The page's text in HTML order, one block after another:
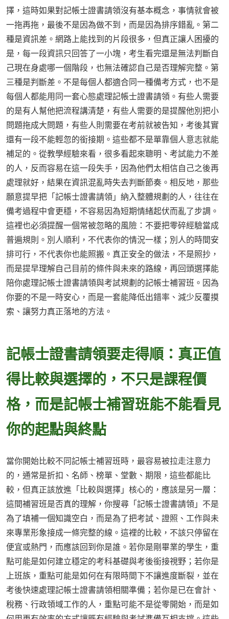
擇，這時如果對記帳士證書請領沒有基本概念，事情就會被
一拖再拖，最後不是因為做不到，而是因為排序錯亂。第二
種是資訊差。網路上能找到的片段很多，但真正讓人困擾的
是，每一段資訊只回答了一小塊，考生看完還是無法判斷自
己現在身處哪一個階段，也無法確認自己是否理解完整。第
三種是判斷差。不是每個人都適合同一種備考方式，也不是
每個人都能用同一套心態處理記帳士證書請領。有些人需要
的是有人幫他把流程講清楚，有些人需要的是提醒他別把小
問題拖成大問題，有些人則需要在考前就被告知，考後其實
還有一段不能輕忽的銜接期。這些都不是單靠個人意志就能
補足的。從教學經驗來看，很多看起來聰明、考試能力不差
的人，反而容易在這一段失手，因為他們太相信自己之後再
處理就好，結果在資訊混亂時失去判斷節奏。相反地，那些
願意提早把「記帳士證書請領」納入整體規劃的人，往往在
備考過程中會更穩，不容易因為短期情緒起伏而亂了步調。
這裡也必須提醒一個常被忽略的風險：不要把零碎經驗當成
普遍規則。別人順利，不代表你的情況一樣；別人的時間安
排可行，不代表你也能照搬。真正安全的做法，不是照抄，
而是提早理解自己目前的條件與未來的路線，再回頭選擇能
陪你處理記帳士證書請領與考試規劃的記帳士補習班。因為
你要的不是一時安心，而是一套能降低出錯率、減少反覆摸
索、讓努力真正落地的方法。
記帳士證書請領要走得順：真正值
得比較與選擇的，不只是課程價
格，而是記帳士補習班能不能看見
你的起點與終點
當你開始比較不同記帳士補習班時，最容易被拉走注意力
的，通常是折扣、名師、榜單、堂數、期限，這些都能比
較，但真正該放進「比較與選擇」核心的，應該是另一層：
這間補習班是否真的理解，你搜尋「記帳士證書請領」不是
為了填補一個知識空白，而是為了把考試、證照、工作與未
來專業形象接成一條完整的線。這裡的比較，不該只停留在
便宜或熱門，而應該回到你是誰。若你是剛畢業的學生，重
點可能是如何建立穩定的考科基礎與考後銜接視野；若你是
上班族，重點可能是如何在有限時間下不讓進度斷裂，並在
考後快速處理記帳士證書請領相關準備；若你是已在會計、
稅務、行政領域工作的人，重點可能不是從零開始，而是如